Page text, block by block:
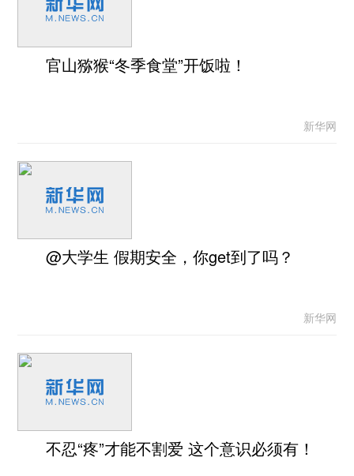
官山猕猴“冬季食堂”开饭啦！
新华网
@大学生 假期安全，你get到了吗？
新华网
不忍“疼”才能不割爱 这个意识必须有！